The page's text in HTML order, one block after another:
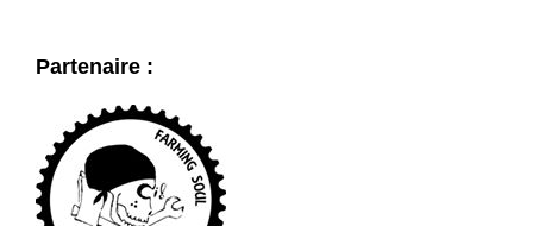
Partenaire :